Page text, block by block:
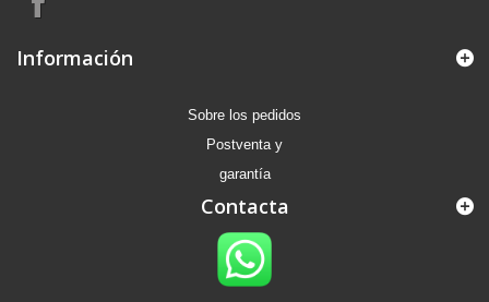
Información
Sobre los pedidos
Postventa y
garantía
Contacta